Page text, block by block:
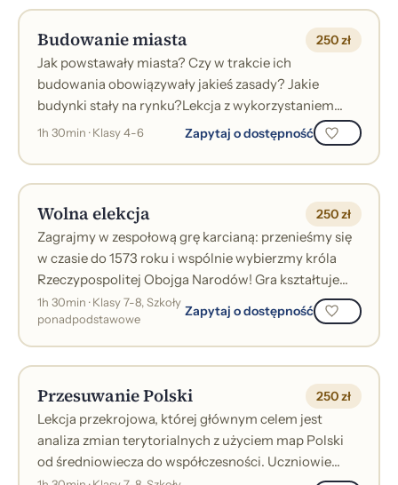
Budowanie miasta 250 zł
Jak powstawały miasta? Czy w trakcie ich
budowania obowiązywały jakieś zasady? Jakie
budynki stały na rynku?Lekcja z wykorzystaniem
wielkoformatowej gry planszowej, pokazującej zas...
1h 30min · Klasy 4-6 Zapytaj o dostępność
Wolna elekcja 250 zł
Zagrajmy w zespołową grę karcianą: przenieśmy się
w czasie do 1573 roku i wspólnie wybierzmy króla
Rzeczypospolitej Obojga Narodów! Gra kształtuje
umiejętności współpracy w grupie,...
1h 30min · Klasy 7-8, Szkoły
ponadpodstawowe
Zapytaj o dostępność
Przesuwanie Polski 250 zł
Lekcja przekrojowa, której głównym celem jest
analiza zmian terytorialnych z użyciem map Polski
od średniowiecza do współczesności. Uczniowie